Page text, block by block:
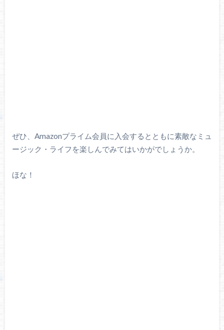
ぜひ、Amazonプライム会員に入会するとともに素敵なミュ
ージック・ライフを楽しんでみてはいかがでしょうか。
ほな！